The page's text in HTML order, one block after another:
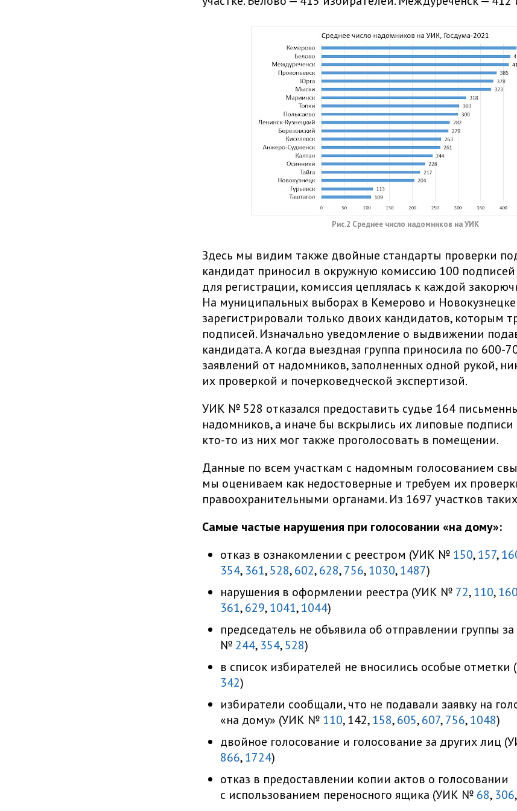
Рис.2 Среднее число надомников на УИК
Здесь мы видим также двойные стандарты проверки
кандидат приносил в окружную комиссию 100 подписей
для регистрации, комиссия цеплялась к каждой
На муниципальных выборах в Кемерово и Новокузнецке
зарегистрировали только двоих кандидатов, которым
подписей. Изначально уведомление о выдвижении
кандидата. А когда выездная группа приносила по 600-
заявлений от надомников, заполненных одной рукой,
их проверкой и почерковедческой экспертизой.
УИК № 528 отказался предоставить судье 164
надомников, а иначе бы вскрылись их липовые подписи
кто-то из них мог также проголосовать в помещении.
Данные по всем участкам с надомным голосованием
мы оцениваем как недостоверные и требуем их
правоохранительными органами. Из 1697 участков
Самые частые нарушения при голосовании «на дому»:
отказ в ознакомлении с реестром (УИК № 150,157,
354, 361,528,602,628,756,1030,1487)
нарушения в оформлении реестра (УИК № 72,110,160
361,629,1041,1044)
председатель не объявила об отправлении группы
№ 244, 354,528)
в список избирателей не вносились особые
342)
избиратели сообщали, что не подавали заявку на
«на дому» (УИК № 110, 142,158,605,607,756,1048)
двойное голосование и голосование за других лиц
866,1724)
отказ в предоставлении копии актов о голосовании
с использованием переносного ящика (УИК № 68,306,